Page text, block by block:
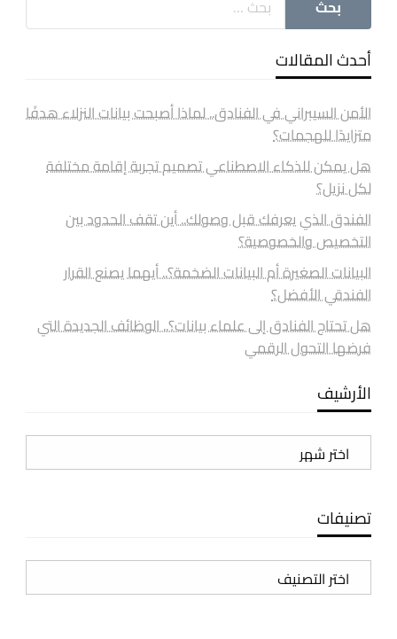
أحدث المقالات
الأمن السيبراني في الفنادق.. لماذا أصبحت بيانات النزلاء هدفًا
متزايدًا للهجمات؟
هل يمكن للذكاء الاصطناعي تصميم تجربة إقامة مختلفة
لكل نزيل؟
الفندق الذي يعرفك قبل وصولك.. أين تقف الحدود بين
التخصيص والخصوصية؟
البيانات الصغيرة أم البيانات الضخمة؟.. أيهما يصنع القرار
الفندقي الأفضل؟
هل تحتاج الفنادق إلى علماء بيانات؟.. الوظائف الجديدة التي
فرضها التحول الرقمي
الأرشيف
الأرشيف
تصنيفات
تصنيفات